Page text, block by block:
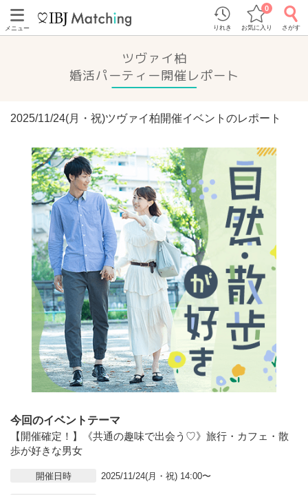
メニュー りれき お気に入り
0
さがす
ツヴァイ柏
婚活パーティー開催レポート
2025/11/24(月・祝)ツヴァイ柏開催イベントのレポート
今回のイベントテーマ
【開催確定！】《共通の趣味で出会う♡》旅行・カフェ・散
歩が好きな男女
開催日時 2025/11/24(月・祝) 14:00〜